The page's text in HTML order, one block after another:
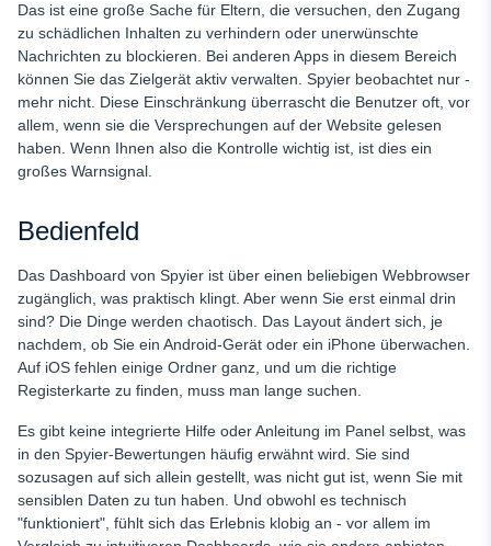
Das ist eine große Sache für Eltern, die versuchen, den Zugang
zu schädlichen Inhalten zu verhindern oder unerwünschte
Nachrichten zu blockieren. Bei anderen Apps in diesem Bereich
können Sie das Zielgerät aktiv verwalten. Spyier beobachtet nur -
mehr nicht. Diese Einschränkung überrascht die Benutzer oft, vor
allem, wenn sie die Versprechungen auf der Website gelesen
haben. Wenn Ihnen also die Kontrolle wichtig ist, ist dies ein
großes Warnsignal.
Bedienfeld
Das Dashboard von Spyier ist über einen beliebigen Webbrowser
zugänglich, was praktisch klingt. Aber wenn Sie erst einmal drin
sind? Die Dinge werden chaotisch. Das Layout ändert sich, je
nachdem, ob Sie ein Android-Gerät oder ein iPhone überwachen.
Auf iOS fehlen einige Ordner ganz, und um die richtige
Registerkarte zu finden, muss man lange suchen.
Es gibt keine integrierte Hilfe oder Anleitung im Panel selbst, was
in den Spyier-Bewertungen häufig erwähnt wird. Sie sind
sozusagen auf sich allein gestellt, was nicht gut ist, wenn Sie mit
sensiblen Daten zu tun haben. Und obwohl es technisch
"funktioniert", fühlt sich das Erlebnis klobig an - vor allem im